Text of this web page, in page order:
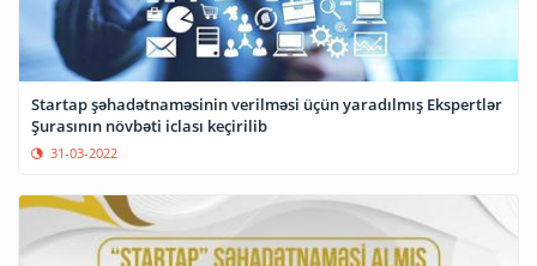
Startap şəhadətnaməsinin verilməsi üçün yaradılmış Ekspertlər
Şurasının növbəti iclası keçirilib
31-03-2022